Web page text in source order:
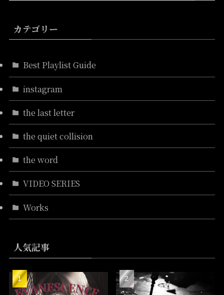
カテゴリー
Best Playlist Guide
instagram
the last letter
the quiet collision
the word
VIDEO SERIES
Works
人気記事